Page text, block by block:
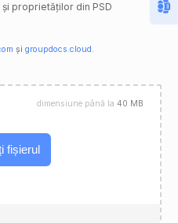
proprietăților din PSD
și groupdocs.cloud .
fișierul
dimensiune până la 40 MB